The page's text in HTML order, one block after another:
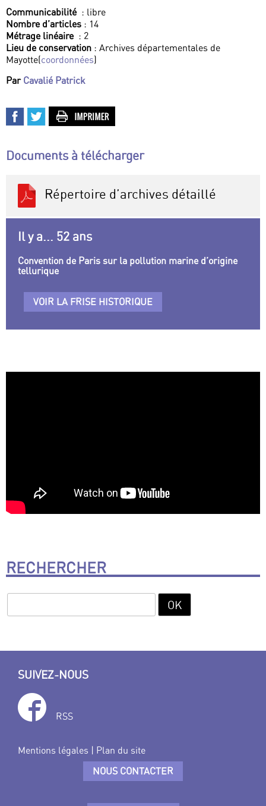
Communicabilité : libre
Nombre d’articles : 14
Métrage linéaire : 2
Lieu de conservation : Archives départementales de
Mayotte(coordonnées)
Par Cavalié Patrick
Documents à télécharger
Répertoire d’archives détaillé
Il y a... 52 ans
Convention de Paris sur la pollution marine d’origine
tellurique
VOIR LA FRISE HISTORIQUE
RECHERCHER
SUIVEZ-NOUS
RSS
Mentions légales | Plan du site
NOUS CONTACTER